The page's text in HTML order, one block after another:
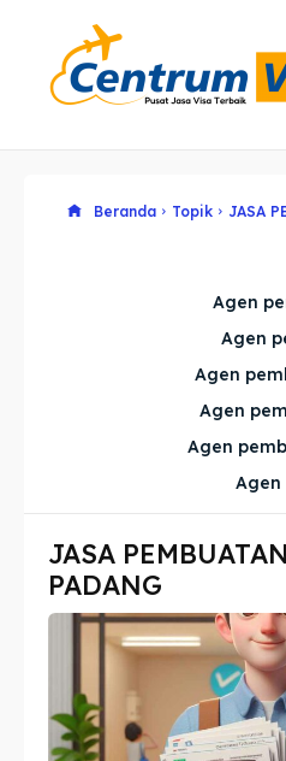
Explore our
Imta
Legalisir
Penerjemah
Explore our
Imta
Legalisir
Penerjemah
Beranda Topik JASA
Agen
Agen
Agen
Agen
Agen
JASA
PADANG